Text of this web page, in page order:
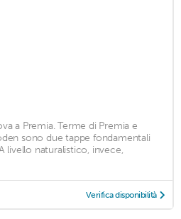
a Premia. Terme di Premia e
sono due tappe fondamentali
livello naturalistico, invece,
Verifica disponibilità